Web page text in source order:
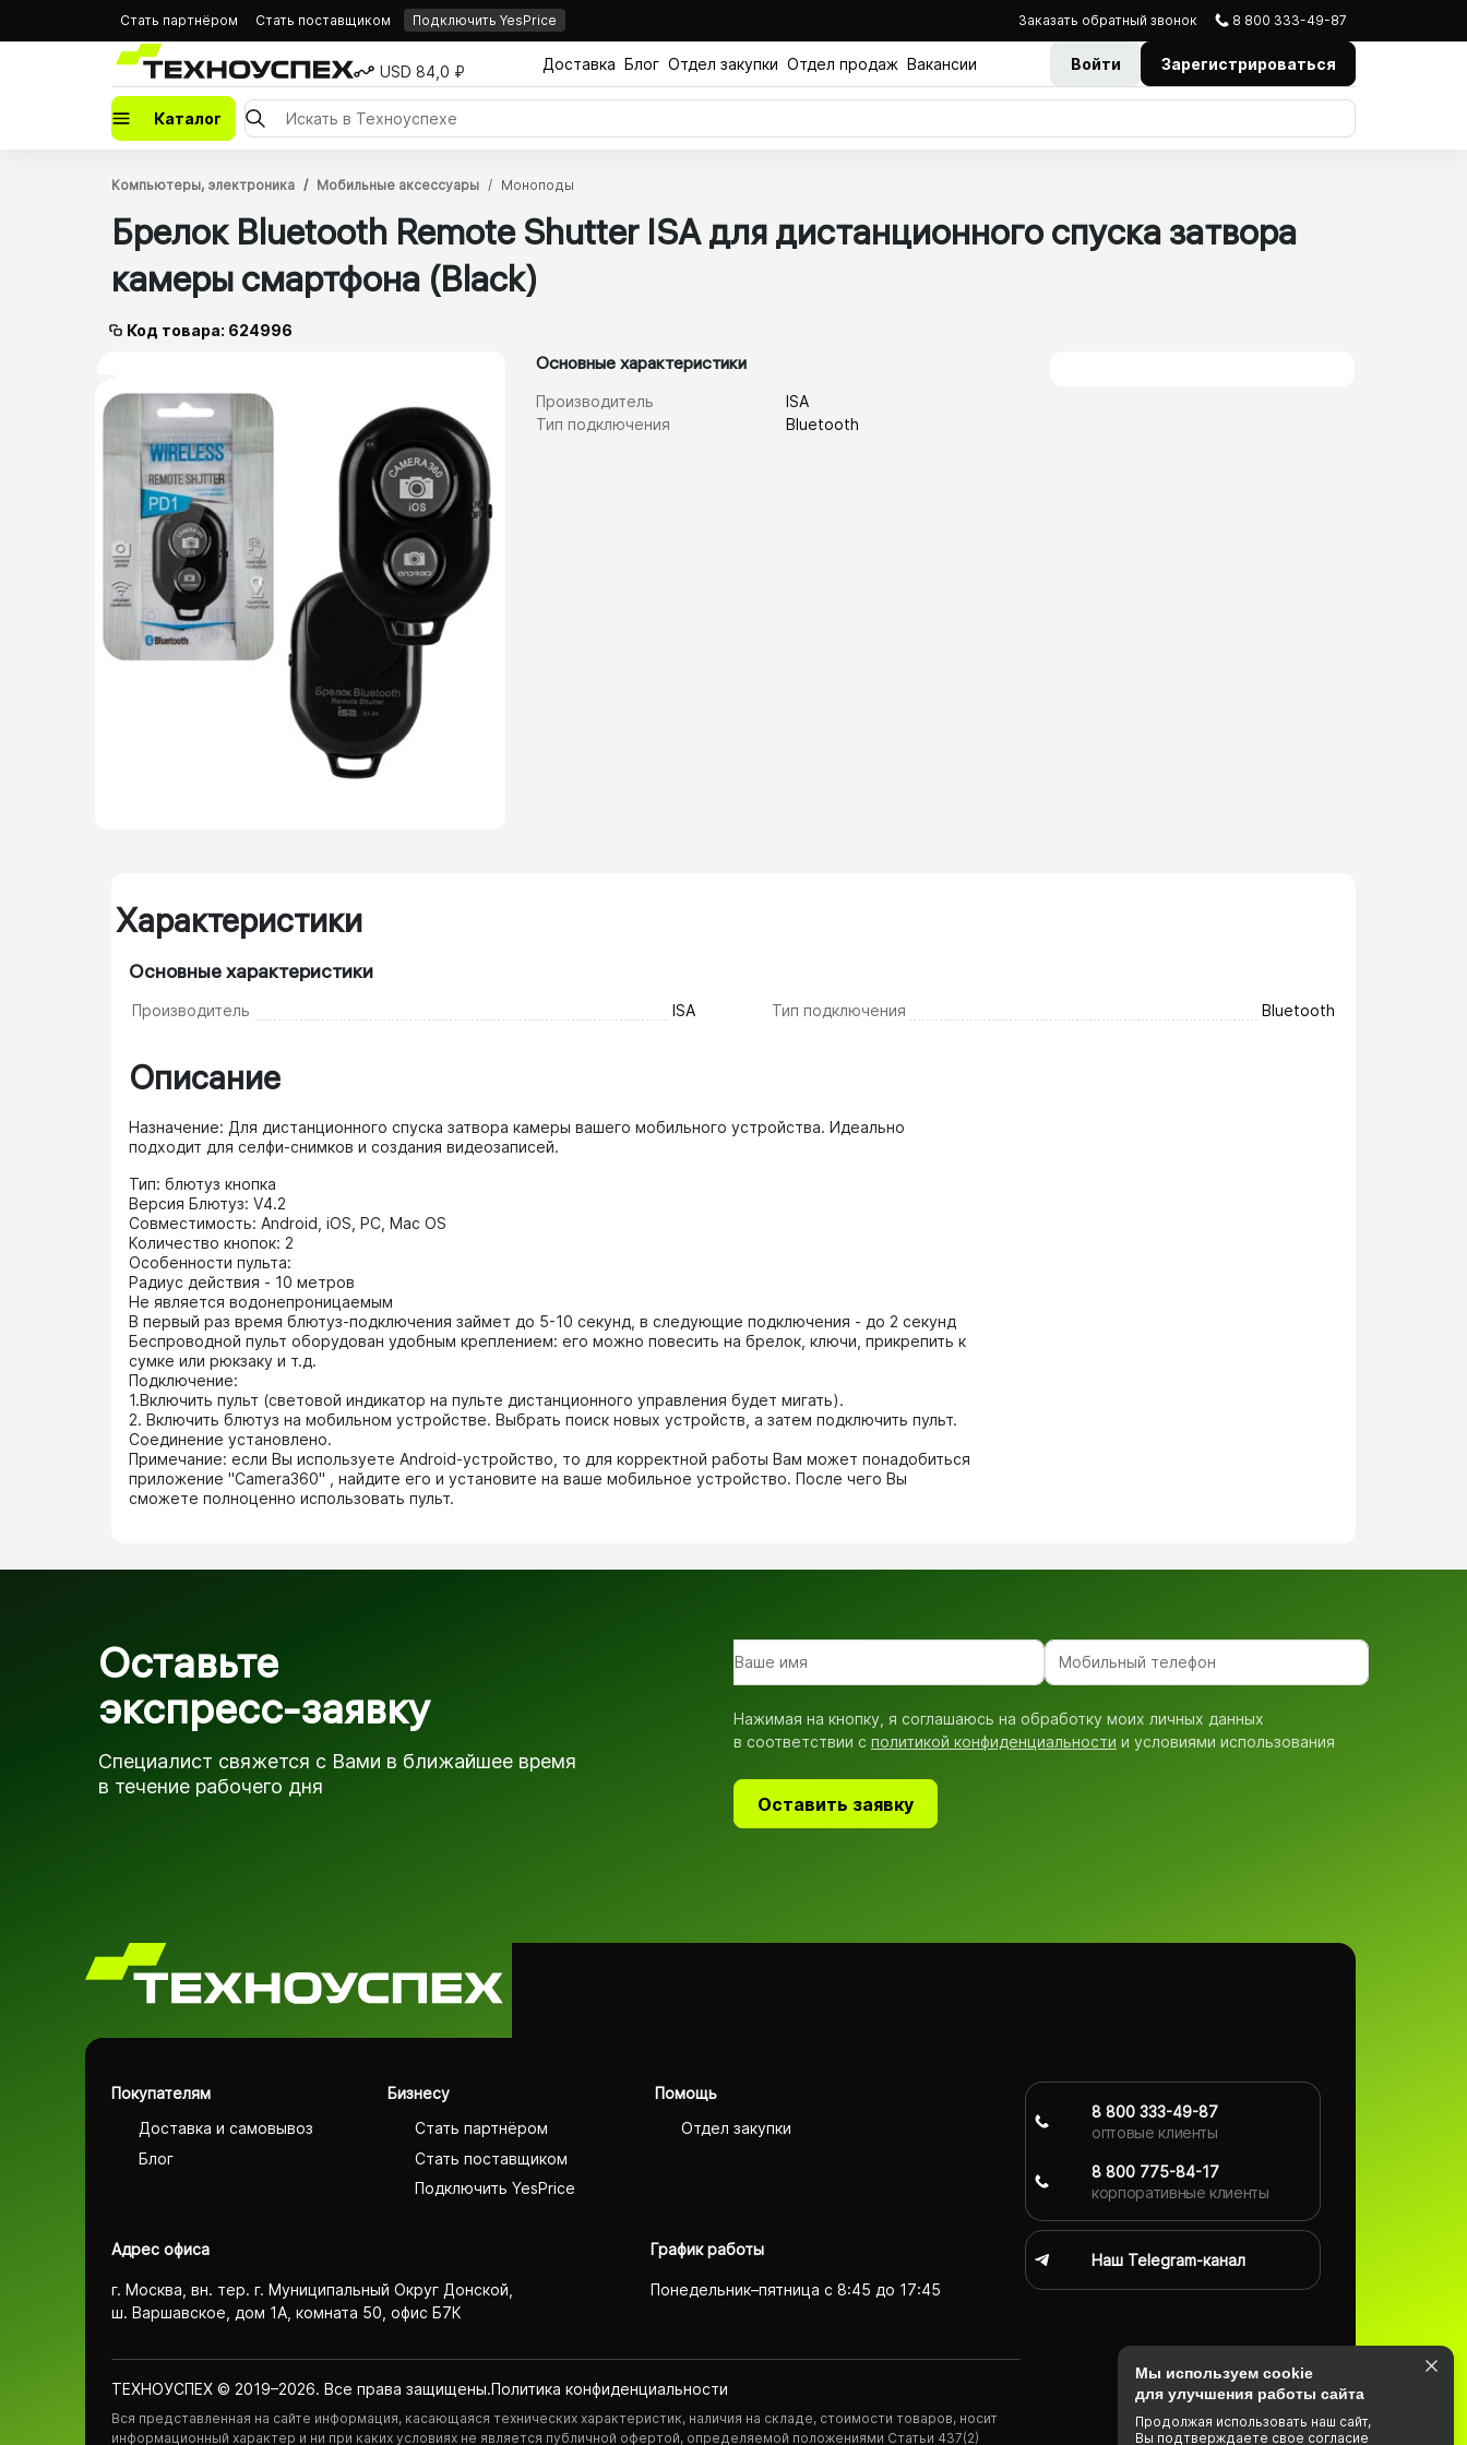
Стать партнёром Стать поставщиком Подключить YesPrice Заказать обратный звонок 8 800 333-49-87
USD 84,0 ₽ Доставка Блог Отдел закупки Отдел продаж Вакансии Войти Зарегистрироваться
Каталог
Компьютеры, электроника Мобильные аксессуары Моноподы
Брелок Bluetooth Remote Shutter ISA для дистанционного спуска затвора
камеры смартфона (Black)
Код товара: 624996
Основные характеристики
Производитель
ISA
Тип подключения
Bluetooth
Характеристики
Основные характеристики
Производитель ISA Тип подключения Bluetooth
Описание
Назначение: Для дистанционного спуска затвора камеры вашего мобильного устройства. Идеально
подходит для селфи-снимков и создания видеозаписей.
Тип: блютуз кнопка
Версия Блютуз: V4.2
Совместимость: Android, iOS, PC, Mac OS
Количество кнопок: 2
Особенности пульта:
Радиус действия - 10 метров
Не является водонепроницаемым
В первый раз время блютуз-подключения займет до 5-10 секунд, в следующие подключения - до 2 секунд
Беспроводной пульт оборудован удобным креплением: его можно повесить на брелок, ключи, прикрепить к
сумке или рюкзаку и т.д.
Подключение:
1.Включить пульт (световой индикатор на пульте дистанционного управления будет мигать).
2. Включить блютуз на мобильном устройстве. Выбрать поиск новых устройств, а затем подключить пульт.
Соединение установлено.
Примечание: если Вы используете Android-устройство, то для корректной работы Вам может понадобиться
приложение "Camera360" , найдите его и установите на ваше мобильное устройство. После чего Вы
сможете полноценно использовать пульт.
Оставьте
экспресс-заявку
Специалист свяжется с Вами в ближайшее время
в течение рабочего дня
Нажимая на кнопку, я соглашаюсь на обработку моих личных данных
в соответствии с политикой конфиденциальности и условиями использования
Оставить заявку
Покупателям
Доставка и самовывоз
Блог
Бизнесу
Стать партнёром
Стать поставщиком
Подключить YesPrice
Помощь
Отдел закупки
Адрес офиса
г. Москва, вн. тер. г. Муниципальный Округ Донской,
ш. Варшавское, дом 1А, комната 50, офис Б7К
График работы
Понедельник–пятница с 8:45 до 17:45
ТЕХНОУСПЕХ © 2019–2026. Все права защищены.Политика конфиденциаль­ности
Вся представленная на сайте информация, касающаяся технических характеристик, наличия на складе, стоимости товаров, носит
информационный характер и ни при каких условиях не является публичной офертой, определяемой положениями Статьи 437(2)
8 800 333-49-87
оптовые клиенты
8 800 775-84-17
корпоративные клиенты
Наш Telegram-канал
Мы используем cookie
для улучшения работы сайта
Продолжая использовать наш cайт,
Вы подтвержда­ете свое согласие